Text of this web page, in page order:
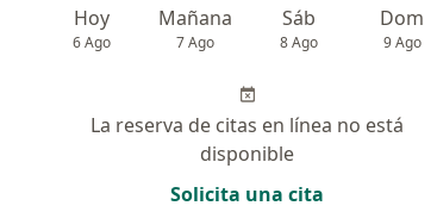
Hoy
6 Ago
Mañana
7 Ago
Sáb
8 Ago
Dom
9 Ago
La reserva de citas en línea no está
disponible
Solicita una cita